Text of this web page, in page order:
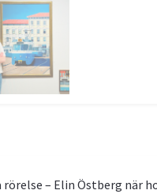
– Elin Östberg när